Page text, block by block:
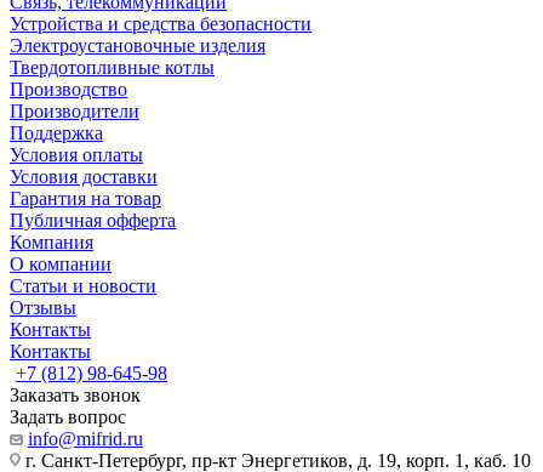
Устройства и средства безопасности
Электроустановочные изделия
Твердотопливные котлы
Производство
Производители
Поддержка
Условия оплаты
Условия доставки
Гарантия на товар
Публичная офферта
Компания
О компании
Статьи и новости
Отзывы
Контакты
Контакты
+7 (812) 98-645-98
Заказать звонок
Задать вопрос
info@mifrid.ru
г. Санкт-Петербург, пр-кт Энергетиков, д. 19, корп. 1, каб. 10